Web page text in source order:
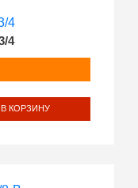
4
В КОРЗИНУ